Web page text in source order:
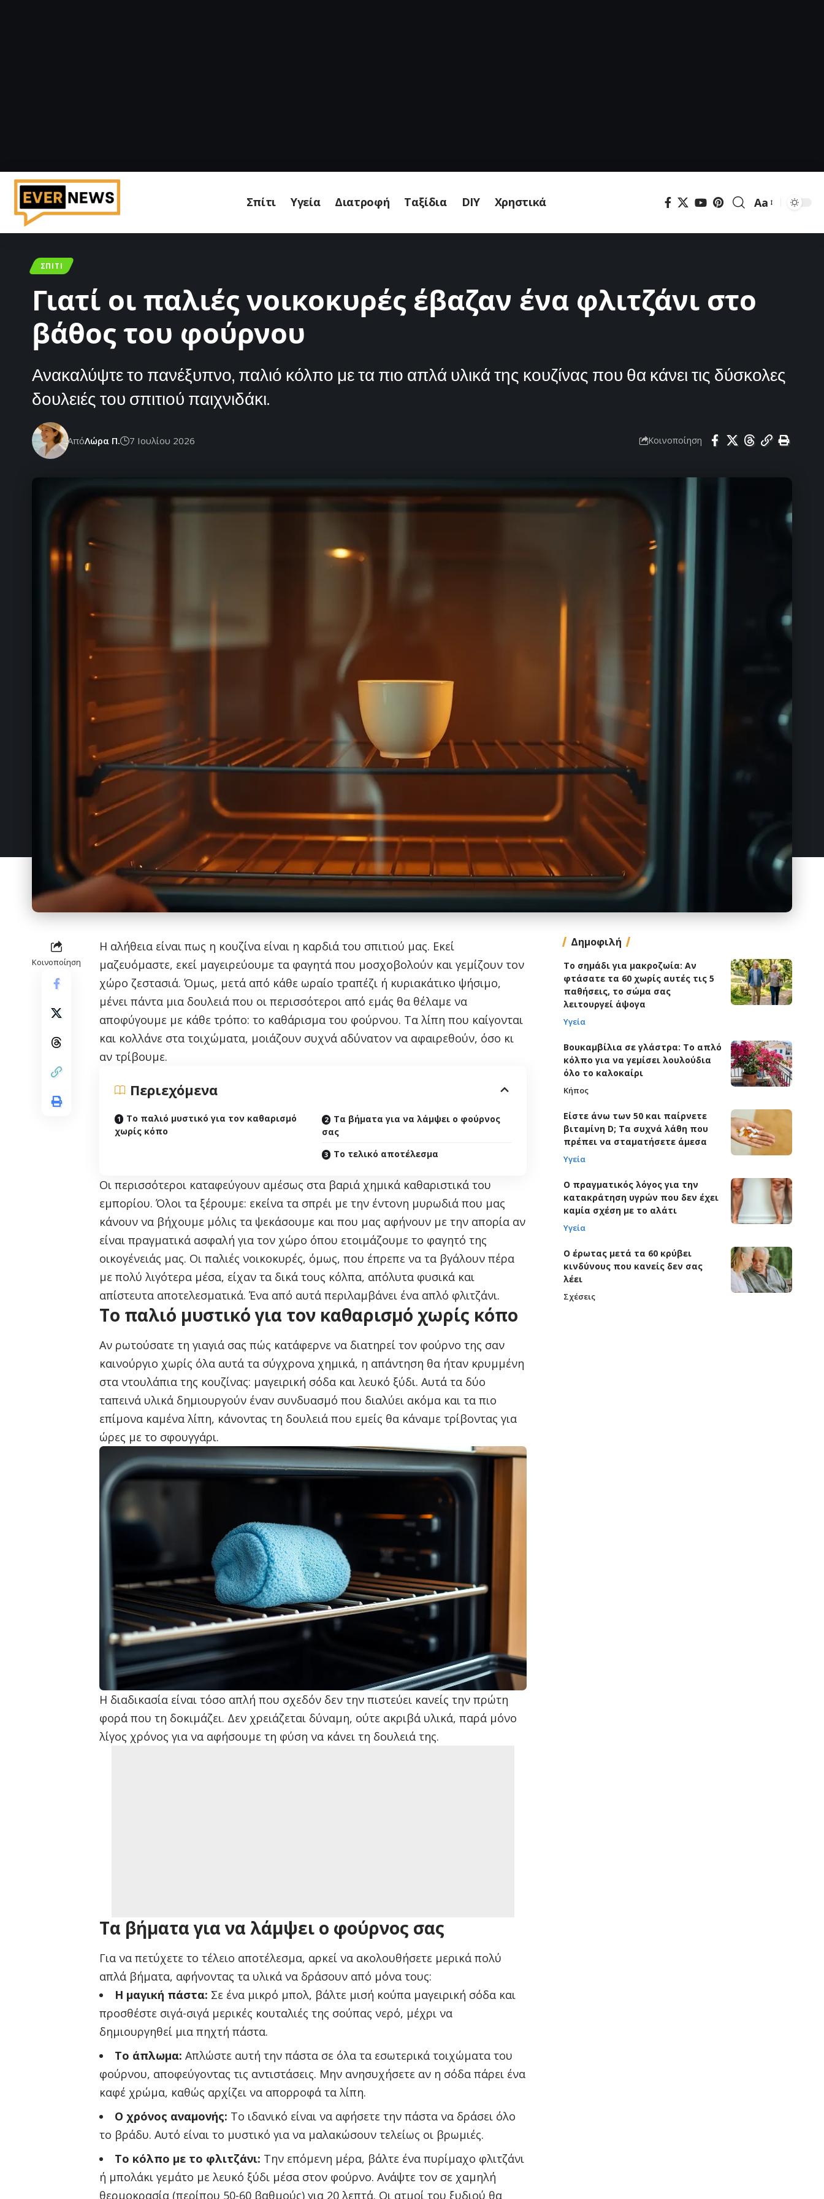
Σπίτι Υγεία Διατροφή Ταξίδια DIY Χρηστικά
Μεγέθυνση
Aa
ΣΠΊΤΙ
Γιατί οι παλιές νοικοκυρές έβαζαν ένα φλιτζάνι στο
βάθος του φούρνου
Ανακαλύψτε το πανέξυπνο, παλιό κόλπο με τα πιο απλά υλικά της κουζίνας που θα κάνει τις δύσκολες
δουλειές του σπιτιού παιχνιδάκι.
ΑπόΛώρα Π. 7 Ιουλίου 2026 Κοινοποίηση
Κοινοποίηση
Η αλήθεια είναι πως η κουζίνα είναι η καρδιά του σπιτιού μας. Εκεί
μαζευόμαστε, εκεί μαγειρεύουμε τα φαγητά που μοσχοβολούν και γεμίζουν τον
χώρο ζεστασιά. Όμως, μετά από κάθε ωραίο τραπέζι ή κυριακάτικο ψήσιμο,
μένει πάντα μια δουλειά που οι περισσότεροι από εμάς θα θέλαμε να
αποφύγουμε με κάθε τρόπο: το καθάρισμα του φούρνου. Τα λίπη που καίγονται
και κολλάνε στα τοιχώματα, μοιάζουν συχνά αδύνατον να αφαιρεθούν, όσο κι
αν τρίβουμε.
Περιεχόμενα
Το παλιό μυστικό για τον καθαρισμό
χωρίς κόπο
Τα βήματα για να λάμψει ο φούρνος
σας
Το τελικό αποτέλεσμα
Οι περισσότεροι καταφεύγουν αμέσως στα βαριά χημικά καθαριστικά του
εμπορίου. Όλοι τα ξέρουμε: εκείνα τα σπρέι με την έντονη μυρωδιά που μας
κάνουν να βήχουμε μόλις τα ψεκάσουμε και που μας αφήνουν με την απορία αν
είναι πραγματικά ασφαλή για τον χώρο όπου ετοιμάζουμε το φαγητό της
οικογένειάς μας. Οι παλιές νοικοκυρές, όμως, που έπρεπε να τα βγάλουν πέρα
με πολύ λιγότερα μέσα, είχαν τα δικά τους κόλπα, απόλυτα φυσικά και
απίστευτα αποτελεσματικά. Ένα από αυτά περιλαμβάνει ένα απλό φλιτζάνι.
Το παλιό μυστικό για τον καθαρισμό χωρίς κόπο
Αν ρωτούσατε τη γιαγιά σας πώς κατάφερνε να διατηρεί τον φούρνο της σαν
καινούργιο χωρίς όλα αυτά τα σύγχρονα χημικά, η απάντηση θα ήταν κρυμμένη
στα ντουλάπια της κουζίνας: μαγειρική σόδα και λευκό ξύδι. Αυτά τα δύο
ταπεινά υλικά δημιουργούν έναν συνδυασμό που διαλύει ακόμα και τα πιο
επίμονα καμένα λίπη, κάνοντας τη δουλειά που εμείς θα κάναμε τρίβοντας για
ώρες με το σφουγγάρι.
Η διαδικασία είναι τόσο απλή που σχεδόν δεν την πιστεύει κανείς την πρώτη
φορά που τη δοκιμάζει. Δεν χρειάζεται δύναμη, ούτε ακριβά υλικά, παρά μόνο
λίγος χρόνος για να αφήσουμε τη φύση να κάνει τη δουλειά της.
Τα βήματα για να λάμψει ο φούρνος σας
Για να πετύχετε το τέλειο αποτέλεσμα, αρκεί να ακολουθήσετε μερικά πολύ
απλά βήματα, αφήνοντας τα υλικά να δράσουν από μόνα τους:
Η μαγική πάστα: Σε ένα μικρό μπολ, βάλτε μισή κούπα μαγειρική σόδα και
προσθέστε σιγά-σιγά μερικές κουταλιές της σούπας νερό, μέχρι να
δημιουργηθεί μια πηχτή πάστα.
Το άπλωμα: Απλώστε αυτή την πάστα σε όλα τα εσωτερικά τοιχώματα του
φούρνου, αποφεύγοντας τις αντιστάσεις. Μην ανησυχήσετε αν η σόδα πάρει ένα
καφέ χρώμα, καθώς αρχίζει να απορροφά τα λίπη.
Ο χρόνος αναμονής: Το ιδανικό είναι να αφήσετε την πάστα να δράσει όλο
το βράδυ. Αυτό είναι το μυστικό για να μαλακώσουν τελείως οι βρωμιές.
Το κόλπο με το φλιτζάνι: Την επόμενη μέρα, βάλτε ένα πυρίμαχο φλιτζάνι
ή μπολάκι γεμάτο με λευκό ξύδι μέσα στον φούρνο. Ανάψτε τον σε χαμηλή
θερμοκρασία (περίπου 50-60 βαθμούς) για 20 λεπτά. Οι ατμοί του ξυδιού θα
Δημοφιλή
Το σημάδι για μακροζωία: Αν
φτάσατε τα 60 χωρίς αυτές τις 5
παθήσεις, το σώμα σας
λειτουργεί άψογα
Υγεία
Βουκαμβίλια σε γλάστρα: Το απλό
κόλπο για να γεμίσει λουλούδια
όλο το καλοκαίρι
Κήπος
Είστε άνω των 50 και παίρνετε
βιταμίνη D; Τα συχνά λάθη που
πρέπει να σταματήσετε άμεσα
Υγεία
Ο πραγματικός λόγος για την
κατακράτηση υγρών που δεν έχει
καμία σχέση με το αλάτι
Υγεία
Ο έρωτας μετά τα 60 κρύβει
κινδύνους που κανείς δεν σας
λέει
Σχέσεις